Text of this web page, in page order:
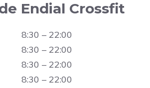
Endial Crossfit
8:30 – 22:00
8:30 – 22:00
8:30 – 22:00
8:30 – 22:00